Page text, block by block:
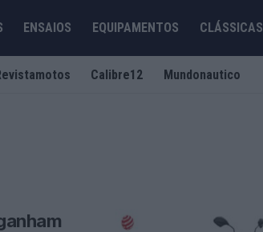
ENSAIOS EQUIPAMENTOS CLÁSSICAS
Calibre12 Mundonautico